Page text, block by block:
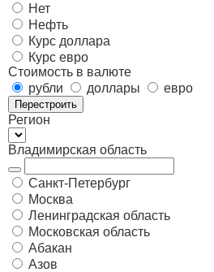
Нет
Нефть
Курс доллара
Курс евро
Стоимость в валюте
рубли
доллары евро
Перестроить
Регион
Владимирская область
Санкт-Петербург
Москва
Ленинградская область
Московская область
Абакан
Азов